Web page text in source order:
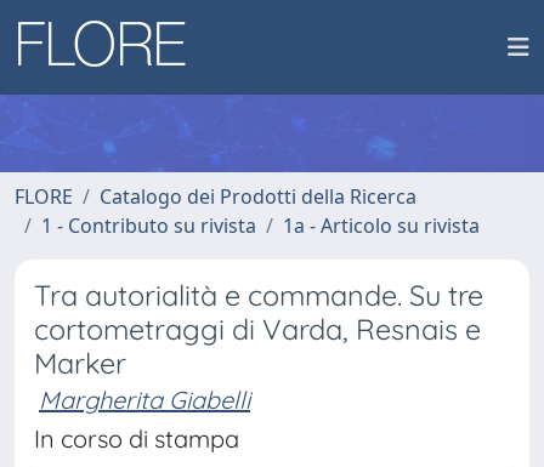
FLORE
Catalogo dei Prodotti della Ricerca
1 - Contributo su rivista
1a - Articolo su rivista
Tra autorialità e commande. Su tre
cortometraggi di Varda, Resnais e
Marker
Margherita Giabelli
In corso di stampa